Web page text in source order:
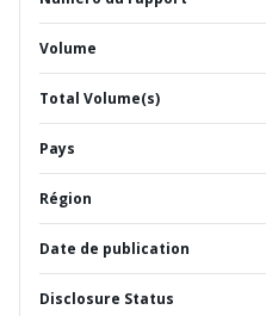
Volume
Total Volume(s)
Pays
Région
Date de publication
Disclosure Status